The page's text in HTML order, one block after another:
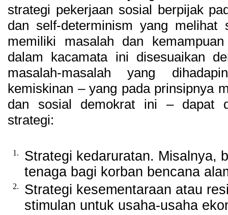
strategi pekerjaan sosial berpijak
dan self-determinism yang
memiliki masalah dan
dalam kacamata ini disesuaikan
masalah-masalah yang
kemiskinan – yang pada prinsipnya
dan sosial demokrat ini – dapat
strategi:
1.
Strategi kedaruratan. Misalnya,
tenaga bagi korban bencana
2.
Strategi kesementaraan atau
stimulan untuk usaha-usaha